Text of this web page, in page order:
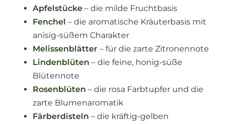
Apfelstücke – die milde Fruchtbasis
Fenchel – die aromatische Kräuterbasis mit
anisig-süßem Charakter
Melissenblätter – für die zarte Zitronennote
Lindenblüten – die feine, honig-süße
Blütennote
Rosenblüten – die rosa Farbtupfer und die
zarte Blumenaromatik
Färberdisteln – die kräftig-gelben